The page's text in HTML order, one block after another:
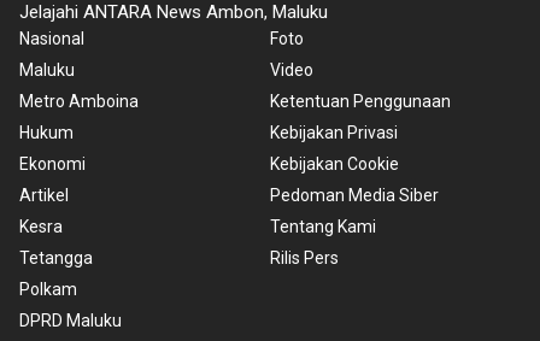
Jelajahi ANTARA News Ambon, Maluku
Nasional
Maluku
Metro Amboina
Hukum
Ekonomi
Artikel
Kesra
Tetangga
Polkam
DPRD Maluku
Foto
Video
Ketentuan Penggunaan
Kebijakan Privasi
Kebijakan Cookie
Pedoman Media Siber
Tentang Kami
Rilis Pers